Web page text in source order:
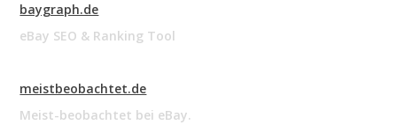
baygraph.de
eBay SEO & Ranking Tool
meistbeobachtet.de
Meist-beobachtet bei eBay.